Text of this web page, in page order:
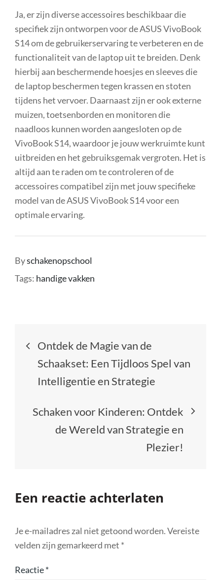
Ja, er zijn diverse accessoires beschikbaar die
specifiek zijn ontworpen voor de ASUS VivoBook
S14 om de gebruikerservaring te verbeteren en de
functionaliteit van de laptop uit te breiden. Denk
hierbij aan beschermende hoesjes en sleeves die
de laptop beschermen tegen krassen en stoten
tijdens het vervoer. Daarnaast zijn er ook externe
muizen, toetsenborden en monitoren die
naadloos kunnen worden aangesloten op de
VivoBook S14, waardoor je jouw werkruimte kunt
uitbreiden en het gebruiksgemak vergroten. Het is
altijd aan te raden om te controleren of de
accessoires compatibel zijn met jouw specifieke
model van de ASUS VivoBook S14 voor een
optimale ervaring.
Byschakenopschool
Tags: handige vakken
Berichtnavigatie
Ontdek de Magie van de
Schaakset: Een Tijdloos Spel van
Intelligentie en Strategie
Schaken voor Kinderen: Ontdek
de Wereld van Strategie en
Plezier!
Een reactie achterlaten
Je e-mailadres zal niet getoond worden.Vereiste
velden zijn gemarkeerd met *
Reactie*